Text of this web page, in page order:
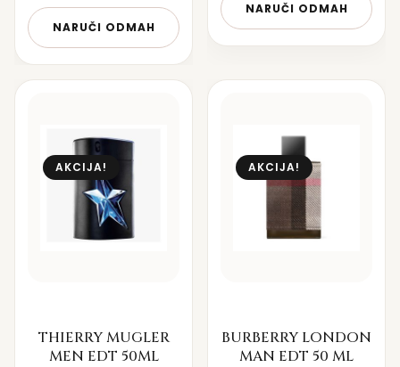
NARUČI ODMAH
NARUČI ODMAH
AKCIJA!
THIERRY MUGLER
MEN EDT 50ML
AKCIJA!
BURBERRY LONDON
MAN EDT 50 ML